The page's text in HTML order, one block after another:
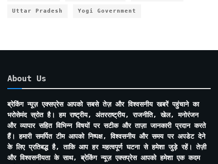
Uttar Pradesh Yogi Government
About Us
ब्रेकिंग न्यूज़ एक्सप्रेस आपको सबसे तेज़ और विश्वसनीय खबरें पहुंचाने का
भरोसेमंद स्रोत है। हम राष्ट्रीय, अंतरराष्ट्रीय, राजनीति, खेल, मनोरंजन
और व्यापार सहित विभिन्न विषयों पर सटीक और ताज़ा जानकारी प्रदान करते
हैं। हमारी समर्पित टीम आपको निष्पक्ष, विश्वसनीय और समय पर अपडेट देने
के लिए प्रतिबद्ध है, ताकि आप हर महत्वपूर्ण घटना से हमेशा जुड़े रहें। तेज़ी
और विश्वसनीयता के साथ, ब्रेकिंग न्यूज़ एक्सप्रेस आपको हमेशा एक कदम